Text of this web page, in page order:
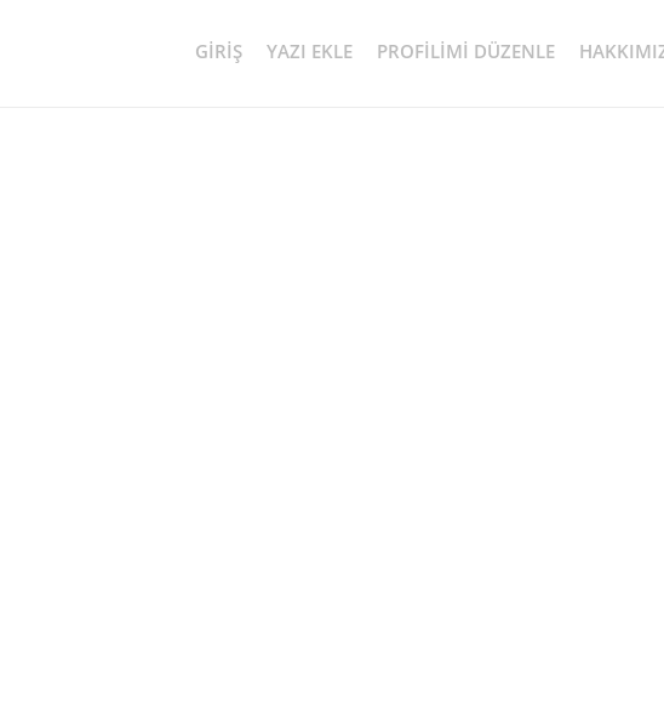
GIRIŞ YAZI EKLE PROFILIMI DÜZENLE